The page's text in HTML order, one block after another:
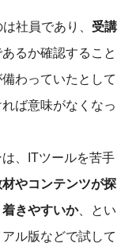
社員であり、 受講
るか確認すること
わっていたとして
ば意味がなくなっ
、ITツールを苦手
材やコンテンツが探
きやすいか、とい
ル版などで試して